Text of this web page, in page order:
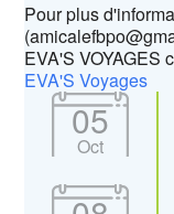
Pour plus
EVA'S VOYAGES
EVA'S Voyages
05
Oct